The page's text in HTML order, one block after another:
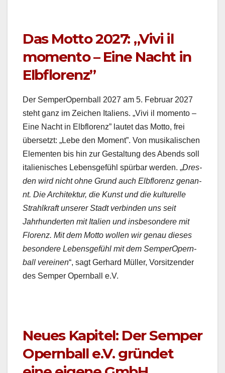
Das Motto 2027: „Vivi il
momento – Eine Nacht in
Elbflorenz”
Der Sem­per­Opern­ball 2027 am 5. Feb­ru­ar 2027
ste­ht ganz im Zeichen Ital­iens. „Vivi il momen­to –
Eine Nacht in Elbflo­renz” lautet das Mot­to, frei
über­set­zt: „Lebe den Moment”. Von musikalis­chen
Ele­menten bis hin zur Gestal­tung des Abends soll
ital­ienis­ches Lebens­ge­fühl spür­bar wer­den. „Dres­
den wird nicht ohne Grund auch Elbflo­renz genan­
nt. Die Architek­tur, die Kun­st und die kul­turelle
Strahlkraft unser­er Stadt verbinden uns seit
Jahrhun­derten mit Ital­ien und ins­beson­dere mit
Flo­renz. Mit dem Mot­to wollen wir genau dieses
beson­dere Lebens­ge­fühl mit dem Sem­per­Opern­
ball vere­inen“, sagt Ger­hard Müller, Vor­sitzen­der
des Sem­per Opern­ball e.V.
Neues Kapitel: Der Semper
Opernball e.V. gründet